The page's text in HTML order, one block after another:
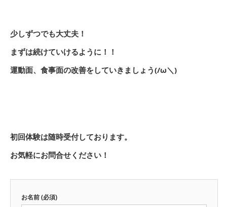
少しずつでも大丈夫！
まずは続けていけるように！！
運動面、食事面の改善をしていきましょう(/ω＼)
初回体験は随時受付しております。
お気軽にお問合せください！
お名前 (必須)